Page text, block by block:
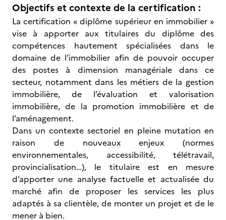
Objectifs et contexte de la certification :
La certification « diplôme supérieur en immobilier »
vise à apporter aux titulaires du diplôme des
compétences hautement spécialisées dans le
domaine de l’immobilier afin de pouvoir occuper
des postes à dimension managériale dans ce
secteur, notamment dans les métiers de la gestion
immobilière, de l’évaluation et valorisation
immobilière, de la promotion immobilière et de
l’aménagement.
Dans un contexte sectoriel en pleine mutation en
raison de nouveaux enjeux (normes
environnementales, accessibilité, télétravail,
provincialisation…), le titulaire est en mesure
d’apporter une analyse factuelle et actualisée du
marché afin de proposer les services les plus
adaptés à sa clientèle, de monter un projet et de le
mener à bien.